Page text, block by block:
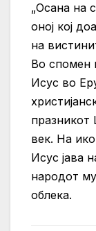
„Осана на
оној кој
на
Во спомен
Исус во
празникот
век. На
Исус јава
народот
облека.